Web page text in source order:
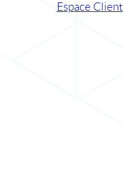
Espace Client